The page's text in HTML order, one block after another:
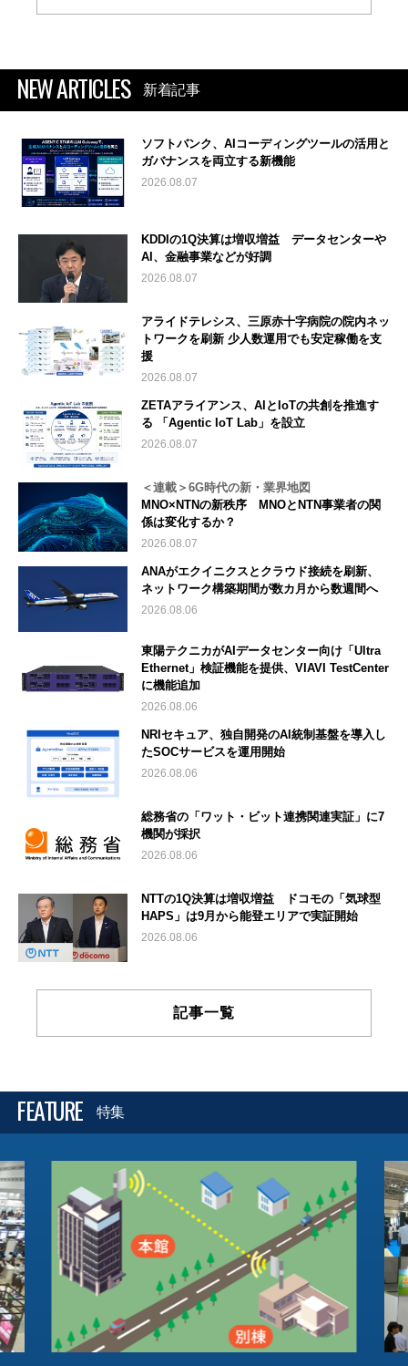
NEW ARTICLES 新着記事
ソフトバンク、AIコーディングツールの活用と
ガバナンスを両立する新機能
2026.08.07
KDDIの1Q決算は増収増益 データセンターや
AI、金融事業などが好調
2026.08.07
アライドテレシス、三原赤十字病院の院内ネッ
トワークを刷新 少人数運用でも安定稼働を支
援
2026.08.07
ZETAアライアンス、AIとIoTの共創を推進す
る 「Agentic IoT Lab」を設立
2026.08.07
＜連載＞6G時代の新・業界地図
MNO×NTNの新秩序 MNOとNTN事業者の関
係は変化するか？
2026.08.07
ANAがエクイニクスとクラウド接続を刷新、
ネットワーク構築期間が数カ月から数週間へ
2026.08.06
東陽テクニカがAIデータセンター向け「Ultra
Ethernet」検証機能を提供、VIAVI TestCenter
に機能追加
2026.08.06
NRIセキュア、独自開発のAI統制基盤を導入し
たSOCサービスを運用開始
2026.08.06
総務省の「ワット・ビット連携関連実証」に7
機関が採択
2026.08.06
NTTの1Q決算は増収増益 ドコモの「気球型
HAPS」は9月から能登エリアで実証開始
2026.08.06
記事一覧
FEATURE 特集